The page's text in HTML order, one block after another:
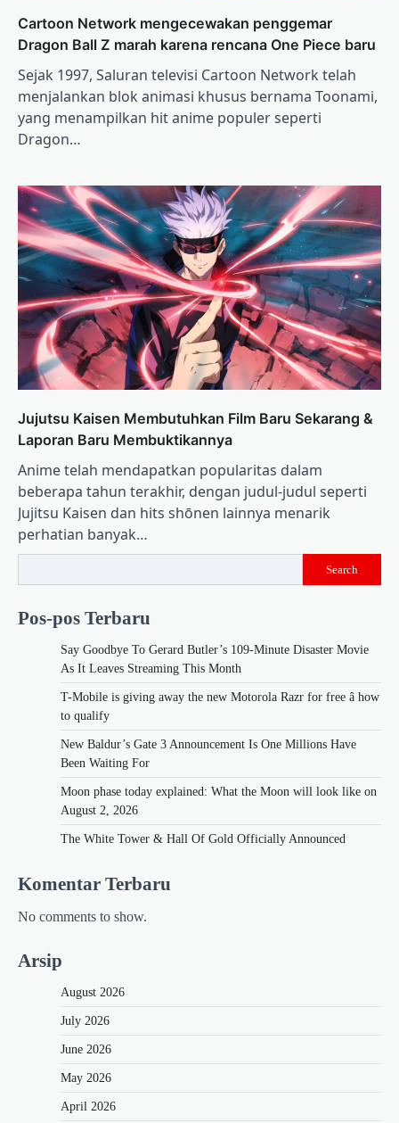
Cartoon Network mengecewakan penggemar
Dragon Ball Z marah karena rencana One Piece baru
Sejak 1997, Saluran televisi Cartoon Network telah
menjalankan blok animasi khusus bernama Toonami,
yang menampilkan hit anime populer seperti
Dragon…
Jujutsu Kaisen Membutuhkan Film Baru Sekarang &
Laporan Baru Membuktikannya
Anime telah mendapatkan popularitas dalam
beberapa tahun terakhir, dengan judul-judul seperti
Jujitsu Kaisen dan hits shōnen lainnya menarik
perhatian banyak…
Search
Pos-pos Terbaru
Say Goodbye To Gerard Butler’s 109-Minute Disaster Movie
As It Leaves Streaming This Month
T-Mobile is giving away the new Motorola Razr for free â how
to qualify
New Baldur’s Gate 3 Announcement Is One Millions Have
Been Waiting For
Moon phase today explained: What the Moon will look like on
August 2, 2026
The White Tower & Hall Of Gold Officially Announced
Komentar Terbaru
No comments to show.
Arsip
August 2026
July 2026
June 2026
May 2026
April 2026